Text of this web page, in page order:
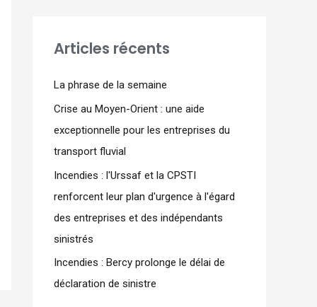
Articles récents
La phrase de la semaine
Crise au Moyen-Orient : une aide
exceptionnelle pour les entreprises du
transport fluvial
Incendies : l'Urssaf et la CPSTI
renforcent leur plan d'urgence à l'égard
des entreprises et des indépendants
sinistrés
Incendies : Bercy prolonge le délai de
déclaration de sinistre